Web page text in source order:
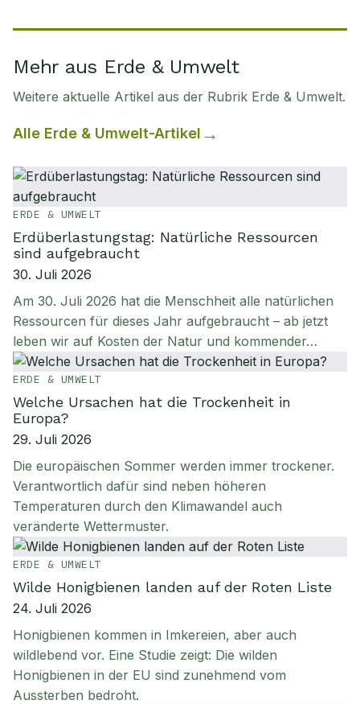
Mehr aus Erde & Umwelt
Weitere aktuelle Artikel aus der Rubrik Erde & Umwelt.
Alle Erde & Umwelt-Artikel
ERDE & UMWELT
Erdüberlastungstag: Natürliche Ressourcen
sind aufgebraucht
30. Juli 2026
Am 30. Juli 2026 hat die Menschheit alle natürlichen
Ressourcen für dieses Jahr aufgebraucht – ab jetzt
leben wir auf Kosten der Natur und kommender…
ERDE & UMWELT
Welche Ursachen hat die Trockenheit in
Europa?
29. Juli 2026
Die europäischen Sommer werden immer trockener.
Verantwortlich dafür sind neben höheren
Temperaturen durch den Klimawandel auch
veränderte Wettermuster.
ERDE & UMWELT
Wilde Honigbienen landen auf der Roten Liste
24. Juli 2026
Honigbienen kommen in Imkereien, aber auch
wildlebend vor. Eine Studie zeigt: Die wilden
Honigbienen in der EU sind zunehmend vom
Aussterben bedroht.